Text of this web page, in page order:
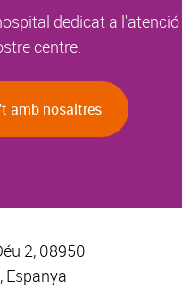
dedicat a
centre.
amb nosaltres
2, 08950
Espanya